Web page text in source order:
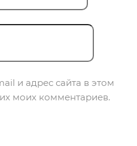
и адрес сайта в этом
моих комментариев.